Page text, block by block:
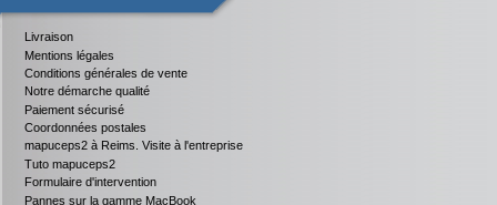
Livraison
Mentions légales
Conditions générales de vente
Notre démarche qualité
Paiement sécurisé
Coordonnées postales
mapuceps2 à Reims. Visite à l'entreprise
Tuto mapuceps2
Formulaire d'intervention
Pannes sur la gamme MacBook